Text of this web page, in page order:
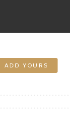
ADD YOURS